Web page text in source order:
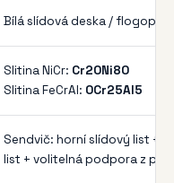
Bílá slídová deska /
Slitina NiCr: Cr20Ni80
Slitina FeCrAl: 0Cr25Al5
Sendvič: horní slídový list +
list + volitelná podpora z